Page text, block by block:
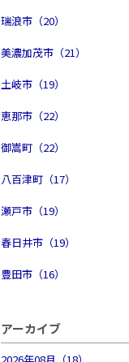
瑞浪市（20）
美濃加茂市（21）
土岐市（19）
恵那市（22）
御嵩町（22）
八百津町（17）
瀬戸市（19）
春日井市（19）
豊田市（16）
アーカイブ